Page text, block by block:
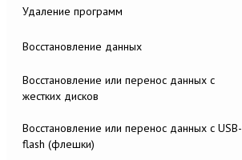
Удаление программ
Восстановление данных
Восстановление или перенос данных c
жестких дисков
Восстановление или перенос данных c USB-
flash (флешки)